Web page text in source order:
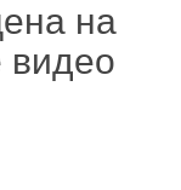
на
видео